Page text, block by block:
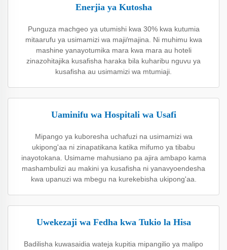
Enerjia ya Kutosha
Punguza machgeo ya utumishi kwa 30% kwa kutumia
mitaarufu ya usimamizi wa maji/majina. Ni muhimu kwa
mashine yanayotumika mara kwa mara au hoteli
zinazohitajika kusafisha haraka bila kuharibu nguvu ya
kusafisha au usimamizi wa mtumiaji.
Uaminifu wa Hospitali wa Usafi
Mipango ya kuboresha uchafuzi na usimamizi wa
ukipong'aa ni zinapatikana katika mifumo ya tibabu
inayotokana. Usimame mahusiano pa ajira ambapo kama
mashambulizi au makini ya kusafisha ni yanavyoendesha
kwa upanuzi wa mbegu na kurekebisha ukipong'aa.
Uwekezaji wa Fedha kwa Tukio la Hisa
Badilisha kuwasaidia wateja kupitia mipangilio ya malipo